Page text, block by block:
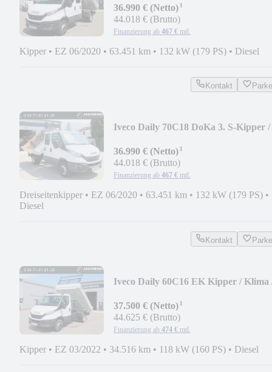
36.990 € (Netto)¹
44.018 € (Brutto)
Finanzierung ab 467 € mtl.
Kipper • EZ 06/2020 • 63.451 km • 132 kW (179 PS) • Diesel
Kontakt
Iveco Daily 70C18 DoKa 3. S-Kipper /
36.990 € (Netto)¹
44.018 € (Brutto)
Finanzierung ab 467 € mtl.
Dreiseitenkipper • EZ 06/2020 • 63.451 km • 132 kW (179 PS) •
Diesel
Kontakt
Iveco Daily 60C16 EK Kipper / Klima
37.500 € (Netto)¹
44.625 € (Brutto)
Finanzierung ab 474 € mtl.
Kipper • EZ 03/2022 • 34.516 km • 118 kW (160 PS) • Diesel